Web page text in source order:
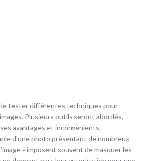
tester différentes techniques pour
Plusieurs outils seront abordés,
avantages et inconvénients.
d’une photo présentant de nombreux
» imposent souvent de masquer les